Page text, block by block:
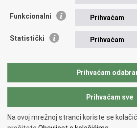
Javna nabava u MVEP-u
Nadzor rada i unutarnja revizija službe
Copyright © 2026 Ministarstvo vanjskih i
Funkcionalni Prihvaćam
Statistički Prihvaćam
Prihvaćam
Prihvaćam sve
Na ovoj mrežnoj stranci koriste se